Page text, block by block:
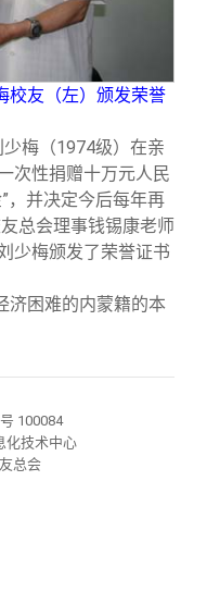
校友（左）颁发荣誉
梅（1974级）在亲
次性捐赠十万元人民
，并决定今后每年再
总会理事钱锡康老师
少梅颁发了荣誉证书
济困难的内蒙籍的本
100084
化技术中心
总会